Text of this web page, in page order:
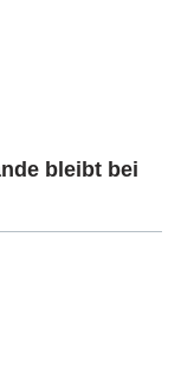
bleibt bei